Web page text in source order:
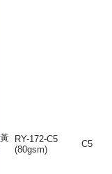
RY-172-C5
(80gsm)
C5